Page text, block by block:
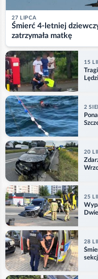
27 LIPCA
Śmierć 4-letniej
zatrzymała matkę
15
2
20
25
28